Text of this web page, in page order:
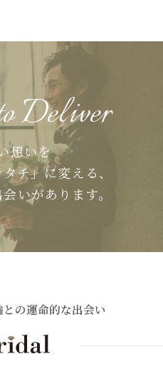
Deliver
想いを
チ」に変える、
いがあります。
の運命的な出会い